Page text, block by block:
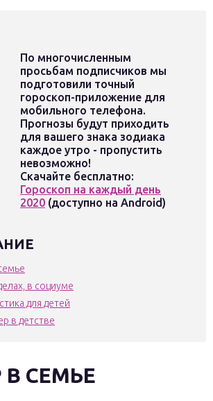
По многочисленным
просьбам подписчиков мы
подготовили точный
гороскоп-приложение для
мобильного телефона.
Прогнозы будут приходить
для вашего знака зодиака
каждое утро - пропустить
невозможно!
Скачайте бесплатно:
Гороскоп на каждый день
2020 (доступно на Android)
в социуме
для детей
в детстве
СЕМЬЕ